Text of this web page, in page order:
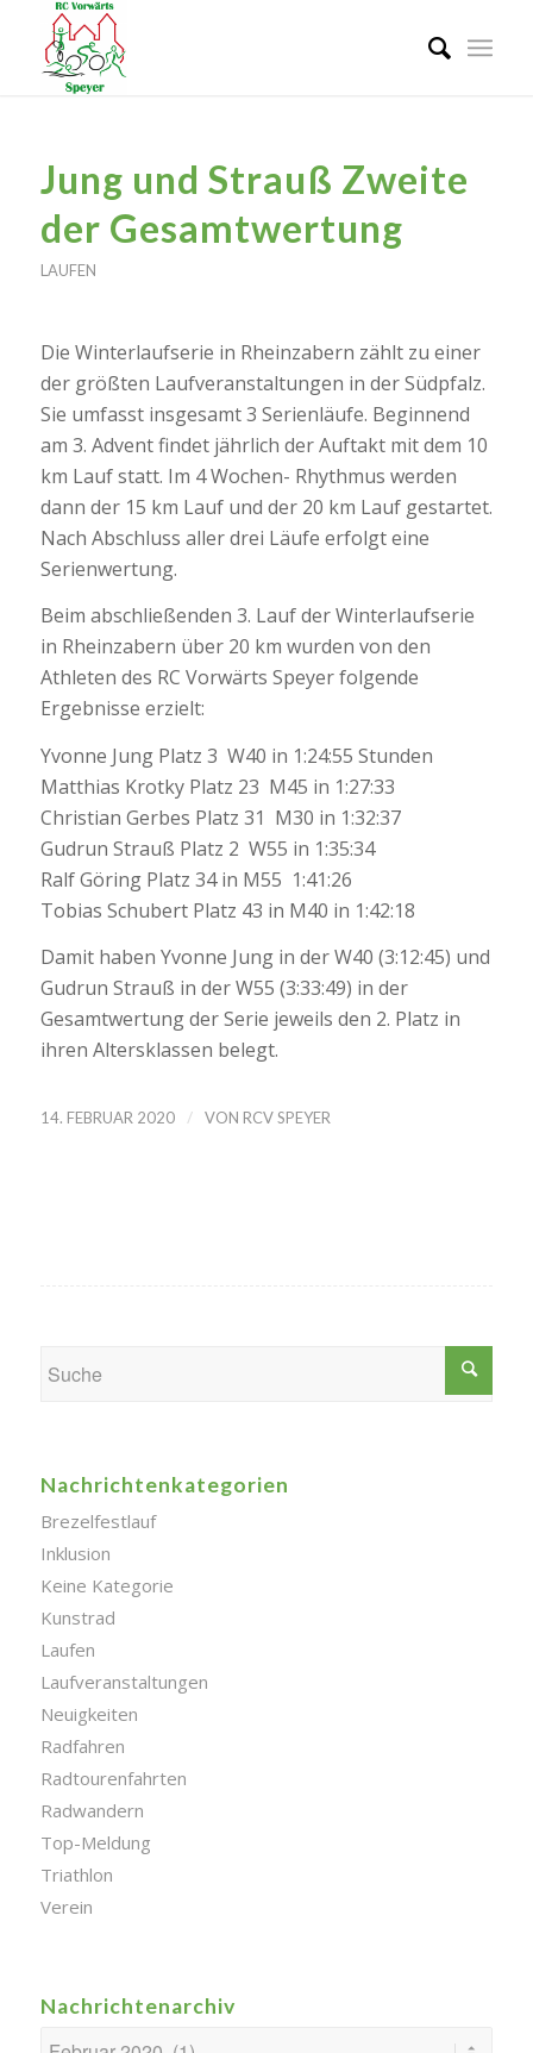
Jung und Strauß Zweite
der Gesamtwertung
LAUFEN
Die Winterlaufserie in Rheinzabern zählt zu einer
der größten Laufveranstaltungen in der Südpfalz.
Sie umfasst insgesamt 3 Serienläufe. Beginnend
am 3. Advent findet jährlich der Auftakt mit dem 10
km Lauf statt. Im 4 Wochen- Rhythmus werden
dann der 15 km Lauf und der 20 km Lauf gestartet.
Nach Abschluss aller drei Läufe erfolgt eine
Serienwertung.
Beim abschließenden 3. Lauf der Winterlaufserie
in Rheinzabern über 20 km wurden von den
Athleten des RC Vorwärts Speyer folgende
Ergebnisse erzielt:
Yvonne Jung Platz 3 W40 in 1:24:55 Stunden
Matthias Krotky Platz 23 M45 in 1:27:33
Christian Gerbes Platz 31 M30 in 1:32:37
Gudrun Strauß Platz 2 W55 in 1:35:34
Ralf Göring Platz 34 in M55 1:41:26
Tobias Schubert Platz 43 in M40 in 1:42:18
Damit haben Yvonne Jung in der W40 (3:12:45) und
Gudrun Strauß in der W55 (3:33:49) in der
Gesamtwertung der Serie jeweils den 2. Platz in
ihren Altersklassen belegt.
14. FEBRUAR 2020 / VON RCV SPEYER
Nachrichtenkategorien
Brezelfestlauf
Inklusion
Keine Kategorie
Kunstrad
Laufen
Laufveranstaltungen
Neuigkeiten
Radfahren
Radtourenfahrten
Radwandern
Top-Meldung
Triathlon
Verein
Nachrichtenarchiv